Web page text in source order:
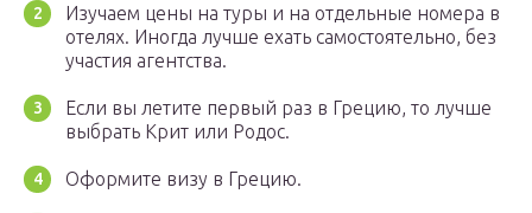
Изучаем цены на туры и на отдельные номера в
отелях. Иногда лучше ехать самостоятельно, без
участия агентства.
Если вы летите первый раз в Грецию, то лучше
выбрать Крит или Родос.
Оформите визу в Грецию.